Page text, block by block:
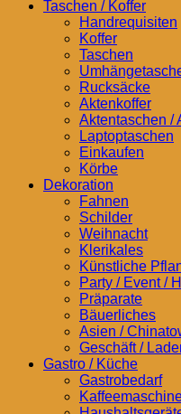
Taschen / Koffer
Handrequisiten
Koffer
Taschen
Rucksäcke
Aktenkoffer
Aktentaschen /
Laptoptaschen
Einkaufen
Körbe
Dekoration
Fahnen
Schilder
Weihnacht
Klerikales
Künstliche
Party / Event /
Präparate
Bäuerliches
Asien /
Geschäft /
Gastro / Küche
Gastrobedarf